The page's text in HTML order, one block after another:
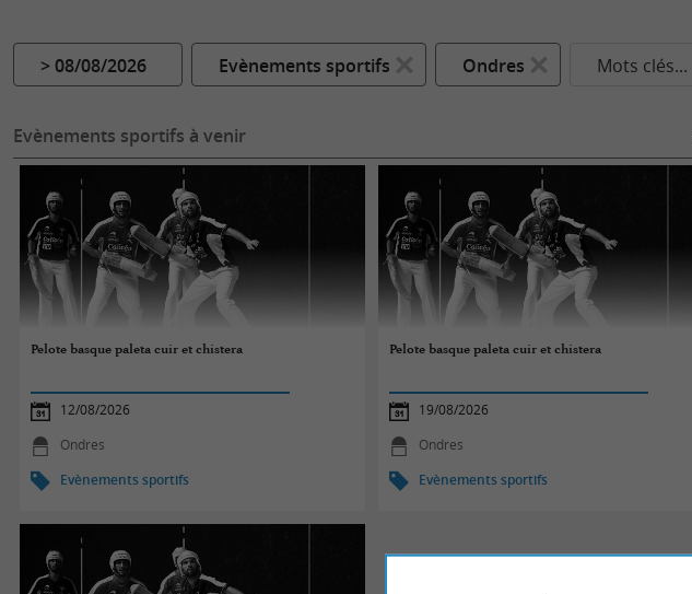
> 08/08/2026 Evènements sportifs Ondres Mots clés...
Evènements sportifs à venir
Pelote basque paleta cuir et chistera
12/08/2026
Ondres
Evènements sportifs
Pelote basque paleta cuir et chistera
19/08/2026
Ondres
Evènements sportifs